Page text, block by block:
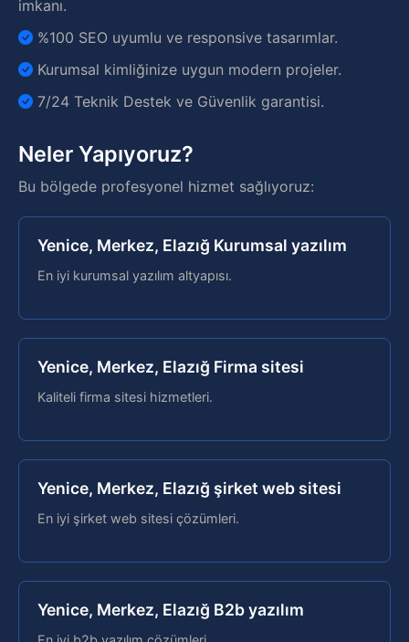
imkanı.
%100 SEO uyumlu ve responsive tasarımlar.
Kurumsal kimliğinize uygun modern projeler.
7/24 Teknik Destek ve Güvenlik garantisi.
Neler Yapıyoruz?
Bu bölgede profesyonel hizmet sağlıyoruz:
Yenice, Merkez, Elazığ Kurumsal yazılım
En iyi kurumsal yazılım altyapısı.
Yenice, Merkez, Elazığ Firma sitesi
Kaliteli firma sitesi hizmetleri.
Yenice, Merkez, Elazığ şirket web sitesi
En iyi şirket web sitesi çözümleri.
Yenice, Merkez, Elazığ B2b yazılım